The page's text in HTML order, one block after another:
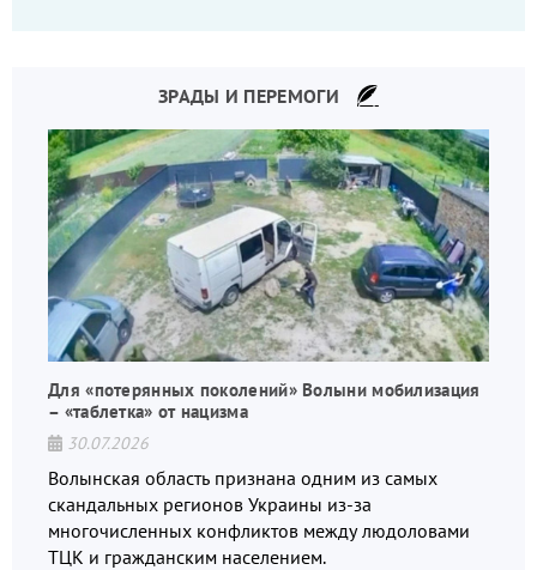
ЗРАДЫ И ПЕРЕМОГИ
Для «потерянных поколений» Волыни мобилизация
– «таблетка» от нацизма
30.07.2026
Волынская область признана одним из самых
скандальных регионов Украины из-за
многочисленных конфликтов между людоловами
ТЦК и гражданским населением.